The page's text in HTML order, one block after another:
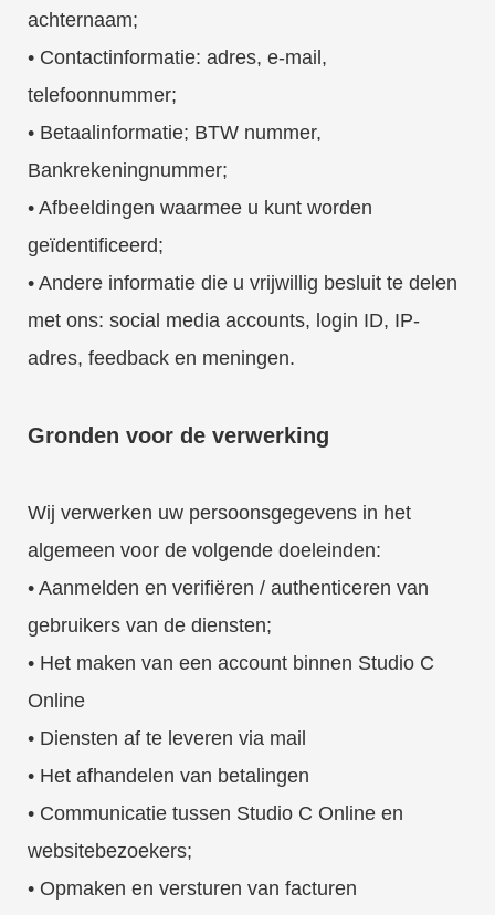
achternaam;
• Contactinformatie: adres, e-mail,
telefoonnummer;
• Betaalinformatie; BTW nummer,
Bankrekeningnummer;
• Afbeeldingen waarmee u kunt worden
geïdentificeerd;
• Andere informatie die u vrijwillig besluit te delen
met ons: social media accounts, login ID, IP-
adres, feedback en meningen.
Gronden voor de verwerking
Wij verwerken uw persoonsgegevens in het
algemeen voor de volgende doeleinden:
• Aanmelden en verifiëren / authenticeren van
gebruikers van de diensten;
• Het maken van een account binnen Studio C
Online
• Diensten af te leveren via mail
• Het afhandelen van betalingen
• Communicatie tussen Studio C Online en
websitebezoekers;
• Opmaken en versturen van facturen